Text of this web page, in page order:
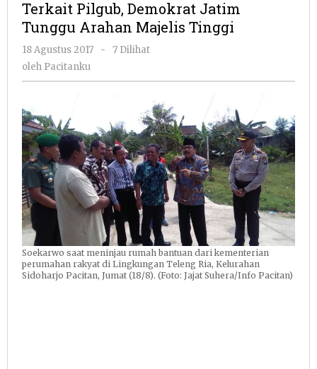
Jatim
Tunggu
Terkait Pilgub, Demokrat Jatim
Tunggu Arahan Majelis Tinggi
18 Agustus 2017
oleh
-
7 Dilihat
oleh Pacitanku
Soekarwo saat meninjau rumah bantuan dari kementerian
perumahan rakyat di Lingkungan Teleng Ria, Kelurahan
Sidoharjo Pacitan, Jumat (18/8). (Foto: Jajat Suhera/Info Pacitan)